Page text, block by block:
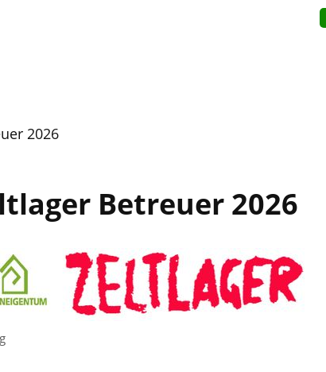
2026
Betreuer 2026